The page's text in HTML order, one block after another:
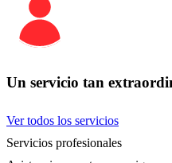
Un servicio tan
Ver todos los servicios
Servicios profesionales